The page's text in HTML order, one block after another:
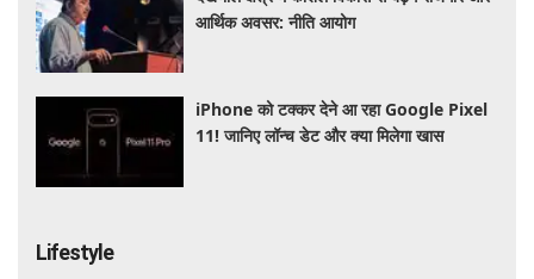
आर्थिक अवसर: नीति आयोग
iPhone को टक्कर देने आ रहा Google Pixel
11! जानिए लॉन्च डेट और क्या मिलेगा खास
Lifestyle